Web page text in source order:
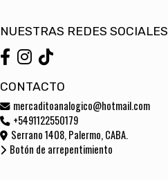
NUESTRAS REDES SOCIALES
CONTACTO
mercaditoanalogico@hotmail.com
+5491122550179
Serrano 1408, Palermo, CABA.
Botón de arrepentimiento